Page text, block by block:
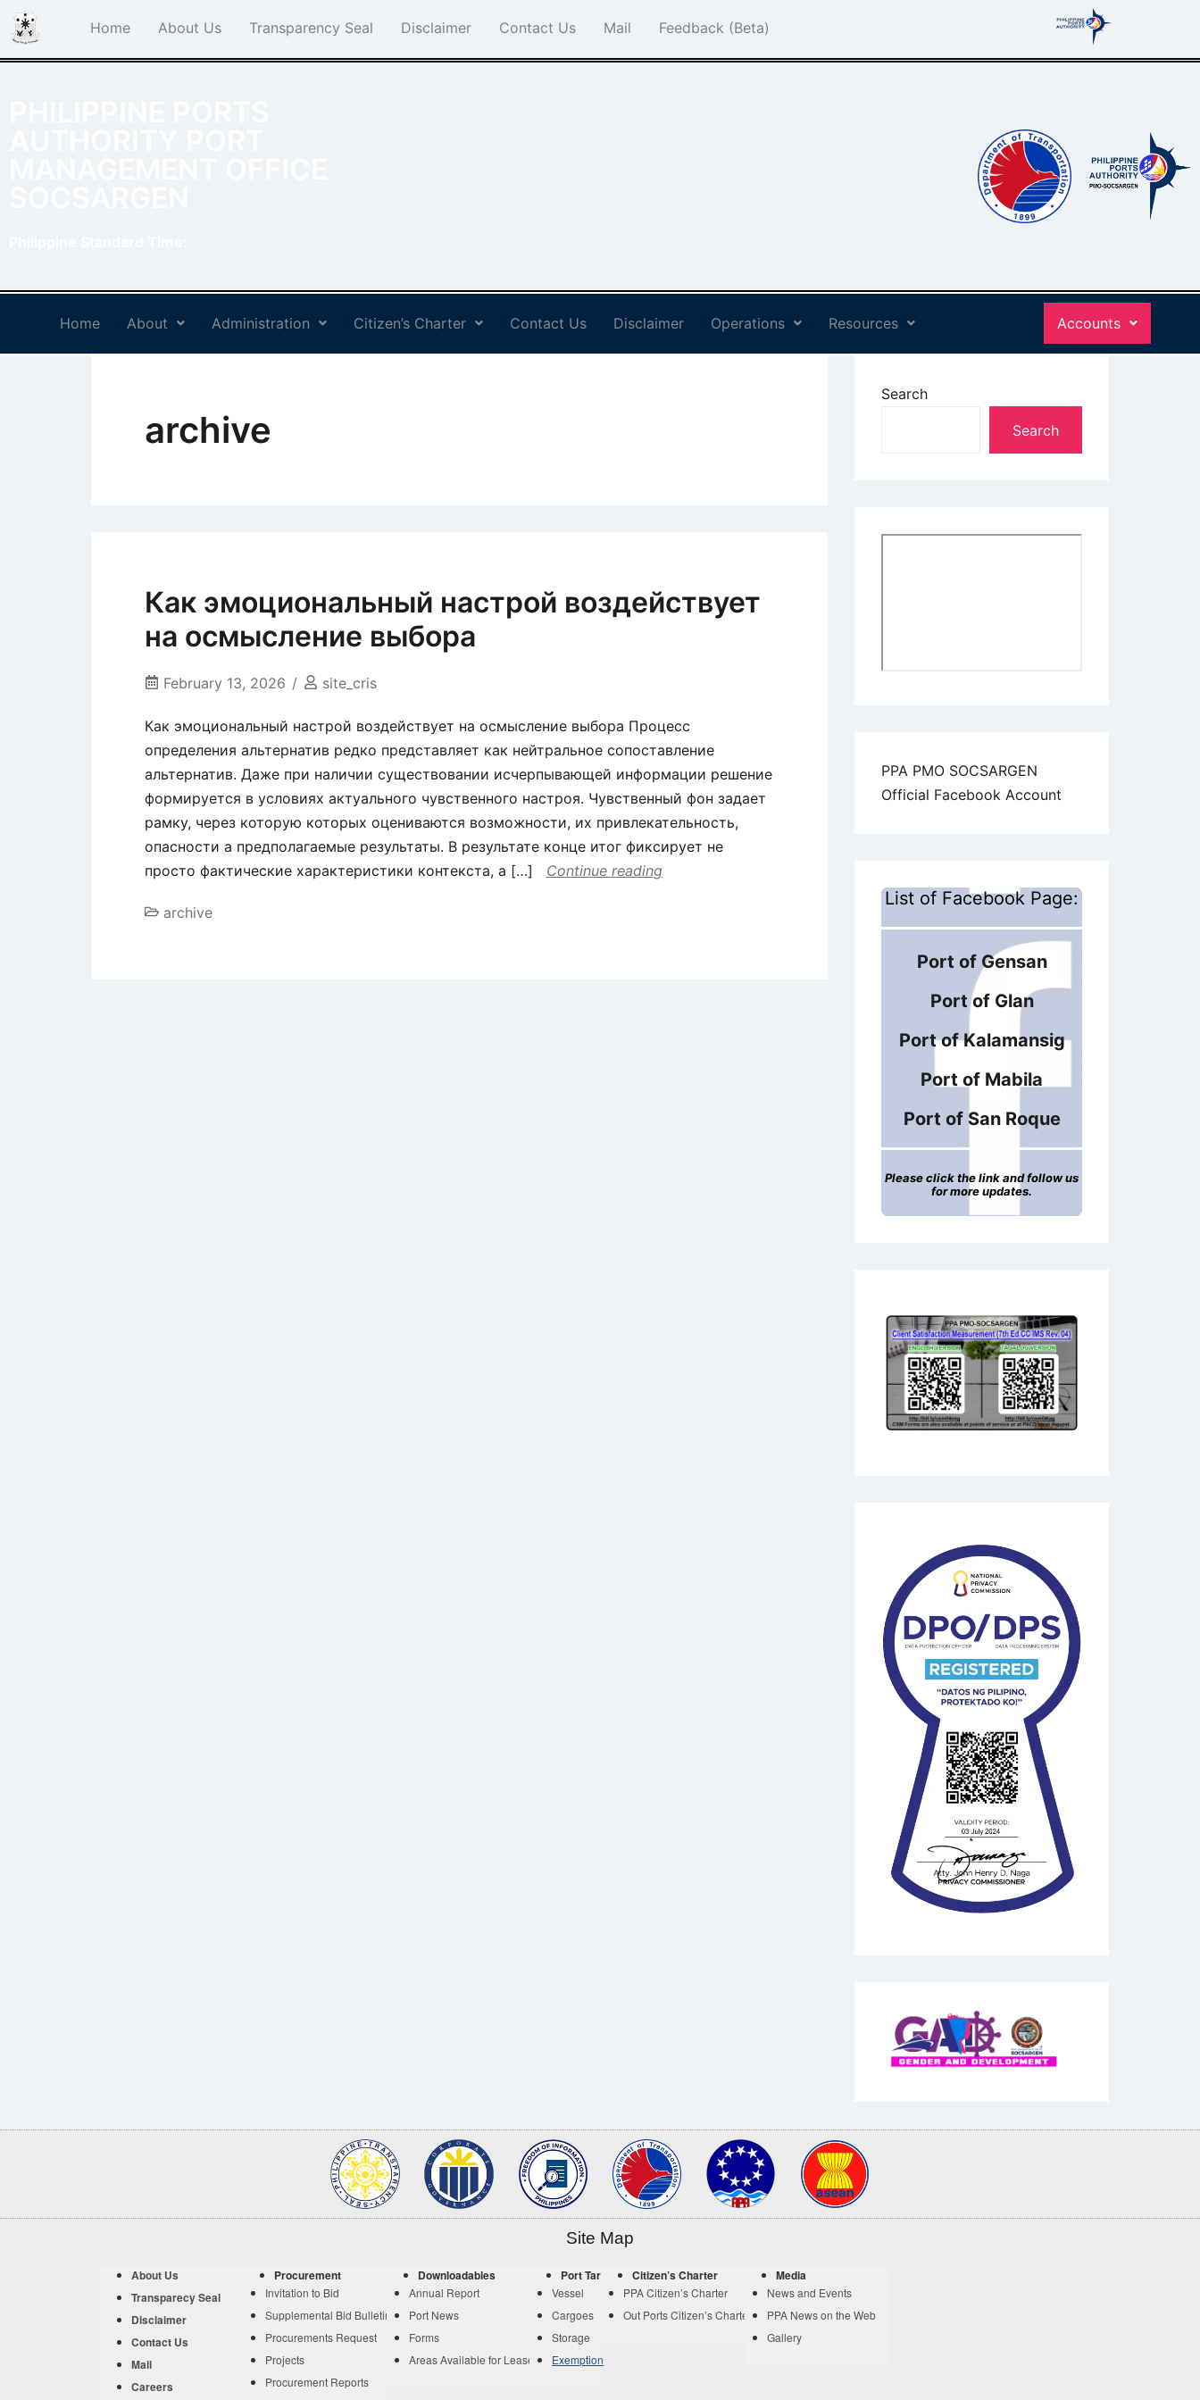
Home About Us Transparency Seal Disclaimer Contact Us Mail Feedback (Beta)
Home About Administration Citizen’s Charter Contact Us Disclaimer Operations Resources Accounts
archive
Как эмоциональный настрой воздействует
на осмысление выбора
February 13, 2026 site_cris
Как эмоциональный настрой воздействует на осмысление выбора Процесс
определения альтернатив редко представляет как нейтральное сопоставление
альтернатив. Даже при наличии существовании исчерпывающей информации решение
формируется в условиях актуального чувственного настроя. Чувственный фон задает
рамку, через которую которых оцениваются возможности, их привлекательность,
опасности а предполагаемые результаты. В результате конце итог фиксирует не
просто фактические характеристики контекста, а […]
Continue reading
archive
Search
Search
PPA PMO SOCSARGEN
Official Facebook Account
List of Facebook Page:
Port of Gensan
Port of Glan
Port of Kalamansig
Port of Mabila
Port of San Roque
Please click the link and follow us
for more updates.
Site Map
About Us
Transparecy Seal
Disclaimer
Contact Us
Mail
Careers
Procurement
Invitation to Bid
Supplemental Bid Bulletin
Procurements Request
Projects
Procurement Reports
Downloadables
Annual Report
Port News
Forms
Areas Available for Lease
Port Tariff
Vessel
Cargoes
Storage
Exemption
Citizen’s Charter
PPA Citizen’s Charter
Out Ports Citizen’s Charter
Media
News and Events
PPA News on the Web
Gallery